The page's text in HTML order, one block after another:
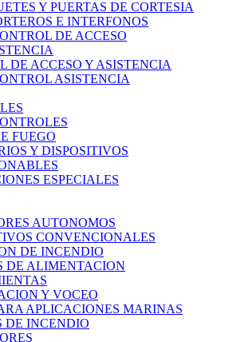
Y PUERTAS DE CORTESIA
E INTERFONOS
DE ACCESO
DE ACCESO Y ASISTENCIA
ASISTENCIA
FUEGO
Y DISPOSITIVOS
ESPECIALES
AUTONOMOS
CONVENCIONALES
DE INCENDIO
DE ALIMENTACION
Y VOCEO
APLICACIONES MARINAS
DE INCENDIO